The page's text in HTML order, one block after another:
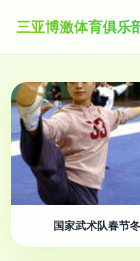
三亚博激体育俱乐
国家武术队春节